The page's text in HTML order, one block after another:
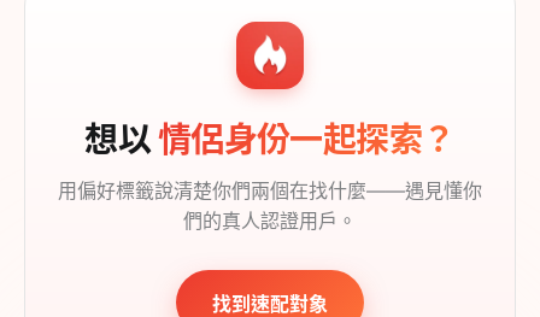
想以情侶身份一起探索？
用偏好標籤說清楚你們兩個在找什麼——遇見懂你
們的真人認證用戶。
找到速配對象